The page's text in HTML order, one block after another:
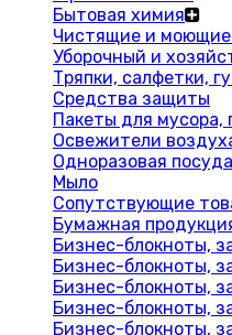
Бытовая химия
Чистящие и моющие
Уборочный и
Тряпки, салфетки,
Средства защиты
Пакеты для мусора,
Освежители
Одноразовая посуда
Мыло
Сопутствующие
Бумажная
Бизнес-блокноты,
Бизнес-блокноты,
Бизнес-блокноты,
Бизнес-блокноты,
Бизнес-блокноты,